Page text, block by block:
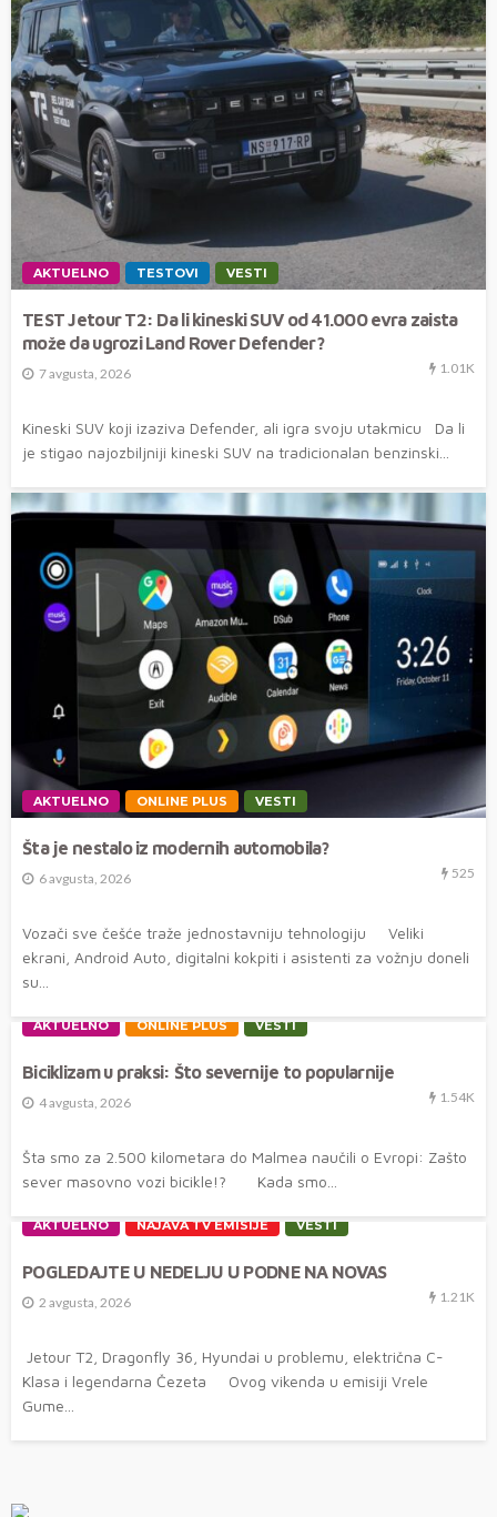
AKTUELNO TESTOVI VESTI
TEST Jetour T2: Da li kineski SUV od 41.000 evra zaista
može da ugrozi Land Rover Defender?
7 avgusta, 2026 1.01K
Kineski SUV koji izaziva Defender, ali igra svoju utakmicu Da li
je stigao najozbiljniji kineski SUV na tradicionalan benzinski...
AKTUELNO ONLINE PLUS VESTI
Šta je nestalo iz modernih automobila?
6 avgusta, 2026 525
Vozači sve češće traže jednostavniju tehnologiju Veliki
ekrani, Android Auto, digitalni kokpiti i asistenti za vožnju doneli
su...
AKTUELNO ONLINE PLUS VESTI
Biciklizam u praksi: Što severnije to popularnije
4 avgusta, 2026 1.54K
Šta smo za 2.500 kilometara do Malmea naučili o Evropi: Zašto
sever masovno vozi bicikle!? Kada smo...
AKTUELNO NAJAVA TV EMISIJE VESTI
POGLEDAJTE U NEDELJU U PODNE NA NOVAS
2 avgusta, 2026 1.21K
Jetour T2, Dragonfly 36, Hyundai u problemu, električna C-
Klasa i legendarna Čezeta Ovog vikenda u emisiji Vrele
Gume...